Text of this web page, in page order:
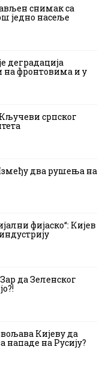
снимак са
једно насеље
деградација
на фронтовима и у
српског
два рушења на
фијаско“: Кијев
да Зеленског
Кијеву да
нападе на Русију?